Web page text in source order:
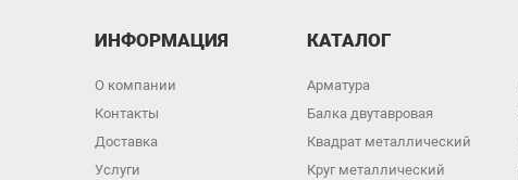
ИНФОРМАЦИЯ
О компании
Контакты
Доставка
Услуги
КАТАЛОГ
Арматура
Балка двутавровая
Квадрат металлический
Круг металлический